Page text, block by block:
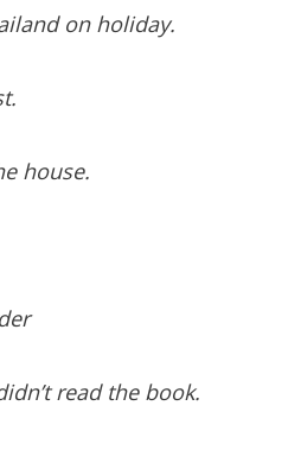
on holiday.
house.
read the book.